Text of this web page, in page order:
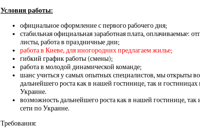
Условия работы:
официальное оформление с первого рабочего дня;
стабильная официальная заработная плата, оплачиваемые:
листы, работа в праздничные дни;
работа в Киеве, для иногородних предлагаем жилье;
гибкий график работы (смены);
работа в молодой динамической команде;
шанс учиться у самых опытных специалистов, мы открыты
дальнейшего роста как в нашей гостинице, так и
Украине.
возможность дальнейшего роста как в нашей гостинице, так
сети по Украине.
Требования: